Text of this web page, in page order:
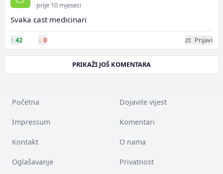
prije 10 mjeseci
Svaka cast medicinari
↑ 42 ↓ 0 Prijavi
PRIKAŽI JOŠ KOMENTARA
Početna Dojavite vijest
Impressum Komentari
Kontakt O nama
Oglašavanje Privatnost